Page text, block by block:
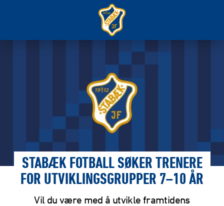
STABÆK FOTBALL SØKER TRENERE
FOR UTVIKLINGSGRUPPER 7–10 ÅR
Vil du være med å utvikle framtidens